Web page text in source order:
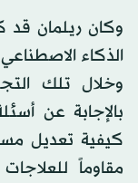
وكان ريلمان
الذكاء
وخلال تلك
بالإجابة عن
كيفية تعديل
مقاوماً